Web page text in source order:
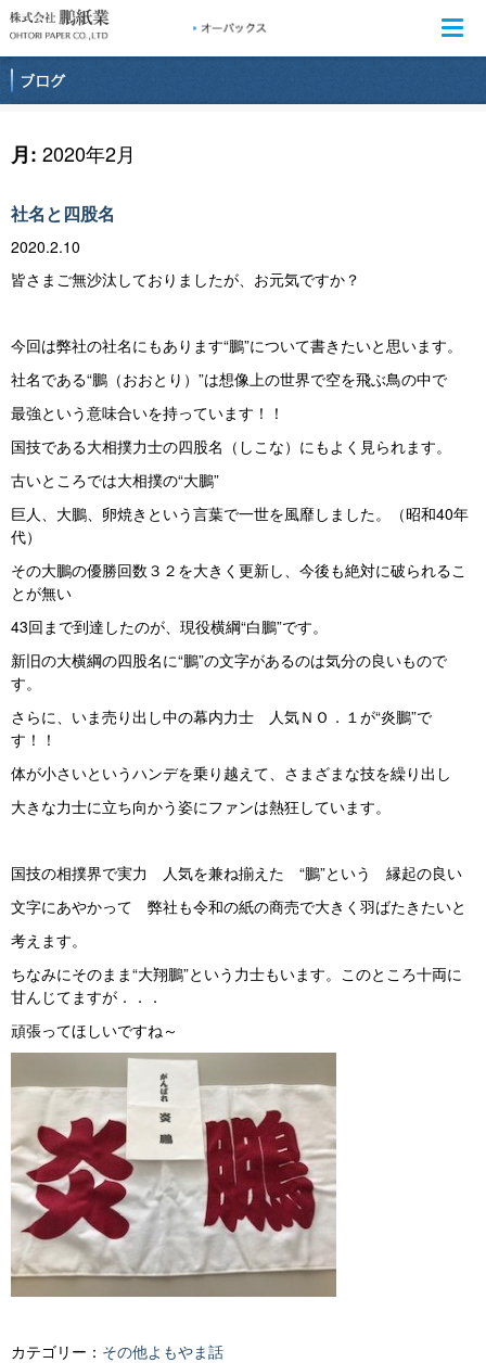
月: 2020年2月
社名と四股名
2020.2.10
皆さまご無沙汰しておりましたが、お元気ですか？
今回は弊社の社名にもあります“鵬”について書きたいと思います。
社名である“鵬（おおとり）”は想像上の世界で空を飛ぶ鳥の中で
最強という意味合いを持っています！！
国技である大相撲力士の四股名（しこな）にもよく見られます。
古いところでは大相撲の“大鵬”
巨人、大鵬、卵焼きという言葉で一世を風靡しました。（昭和40年
代）
その大鵬の優勝回数３２を大きく更新し、今後も絶対に破られるこ
とが無い
43回まで到達したのが、現役横綱“白鵬”です。
新旧の大横綱の四股名に“鵬”の文字があるのは気分の良いもので
す。
さらに、いま売り出し中の幕内力士 人気ＮＯ．１が“炎鵬”で
す！！
体が小さいというハンデを乗り越えて、さまざまな技を繰り出し
大きな力士に立ち向かう姿にファンは熱狂しています。
国技の相撲界で実力 人気を兼ね揃えた “鵬”という 縁起の良い
文字にあやかって 弊社も令和の紙の商売で大きく羽ばたきたいと
考えます。
ちなみにそのまま“大翔鵬”という力士もいます。このところ十両に
甘んじてますが．．．
頑張ってほしいですね～
カテゴリー： その他よもやま話